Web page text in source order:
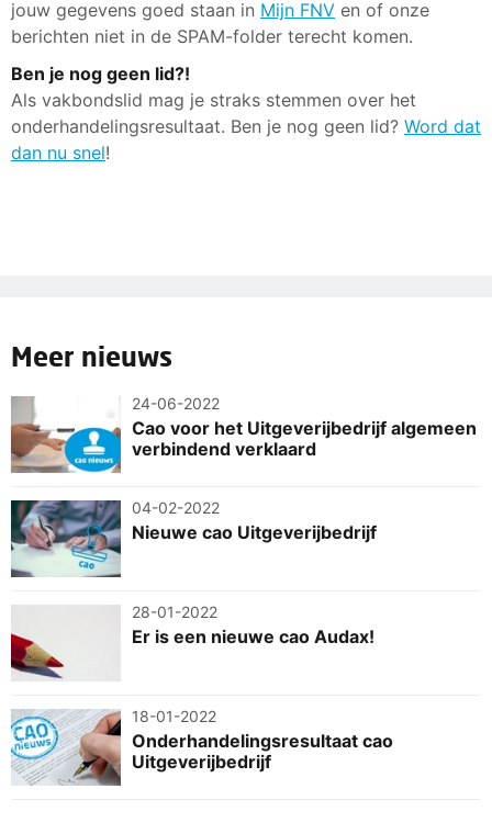
jouw gegevens goed staan in Mijn FNV en of onze
berichten niet in de SPAM-folder terecht komen.
Ben je nog geen lid?!
Als vakbondslid mag je straks stemmen over het
onderhandelingsresultaat. Ben je nog geen lid? Word dat
dan nu snel!
Meer nieuws
24-06-2022
Cao voor het Uitgeverijbedrijf algemeen
verbindend verklaard
04-02-2022
Nieuwe cao Uitgeverijbedrijf
28-01-2022
Er is een nieuwe cao Audax!
18-01-2022
Onderhandelingsresultaat cao
Uitgeverijbedrijf